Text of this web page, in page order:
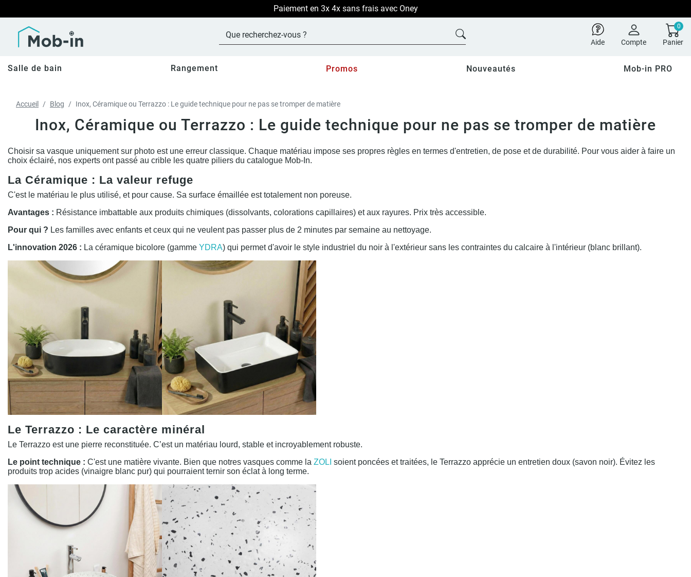
LIVRAISON OFFERTE sur TOUT le site !
Aide Compte
0
Panier
Salle de bain Rangement Promos Nouveautés Mob-in PRO
Accueil Blog Inox, Céramique ou Terrazzo : Le guide technique pour ne pas se tromper de matière
Inox, Céramique ou Terrazzo : Le guide technique pour ne pas se tromper de matière
Choisir sa vasque uniquement sur photo est une erreur classique. Chaque matériau impose ses propres règles en termes d'entretien, de pose et de durabilité. Pour vous aider à faire un
choix éclairé, nos experts ont passé au crible les quatre piliers du catalogue Mob-In.
La Céramique : La valeur refuge
C'est le matériau le plus utilisé, et pour cause. Sa surface émaillée est totalement non poreuse.
Avantages : Résistance imbattable aux produits chimiques (dissolvants, colorations capillaires) et aux rayures. Prix très accessible.
Pour qui ? Les familles avec enfants et ceux qui ne veulent pas passer plus de 2 minutes par semaine au nettoyage.
L'innovation 2026 : La céramique bicolore (gamme YDRA) qui permet d'avoir le style industriel du noir à l'extérieur sans les contraintes du calcaire à l'intérieur (blanc brillant).
Le Terrazzo : Le caractère minéral
Le Terrazzo est une pierre reconstituée. C’est un matériau lourd, stable et incroyablement robuste.
Le point technique : C'est une matière vivante. Bien que notres vasques comme la ZOLI soient poncées et traitées, le Terrazzo apprécie un entretien doux (savon noir). Évitez les
produits trop acides (vinaigre blanc pur) qui pourraient ternir son éclat à long terme.